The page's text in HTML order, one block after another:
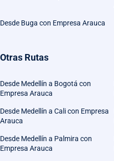
Desde Buga con Empresa Arauca
Otras Rutas
Desde Medellín a Bogotá con
Empresa Arauca
Desde Medellín a Cali con Empresa
Arauca
Desde Medellín a Palmira con
Empresa Arauca